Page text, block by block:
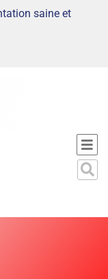
saine et